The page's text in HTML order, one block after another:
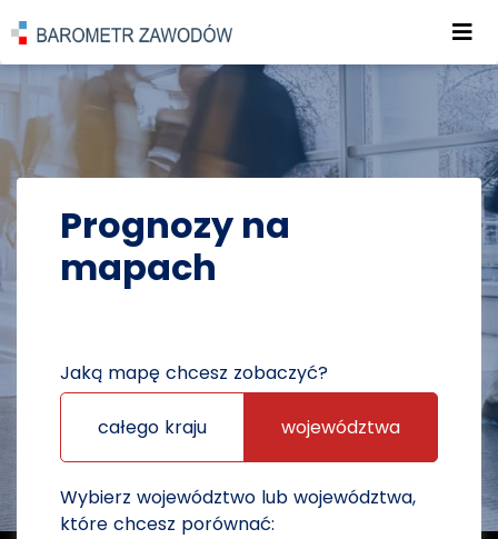
POWRÓT DO STRONY GŁÓWNEJ
PROGNOZY PROGNOZY NA MAPACH
Prognozy na
mapach
Jaką mapę chcesz zobaczyć?
całego kraju województwa
Wybierz województwo lub województwa,
które chcesz porównać: